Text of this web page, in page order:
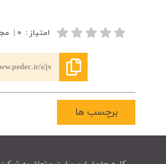
امتیاز : ۰ |
s/jv
برچسب ها